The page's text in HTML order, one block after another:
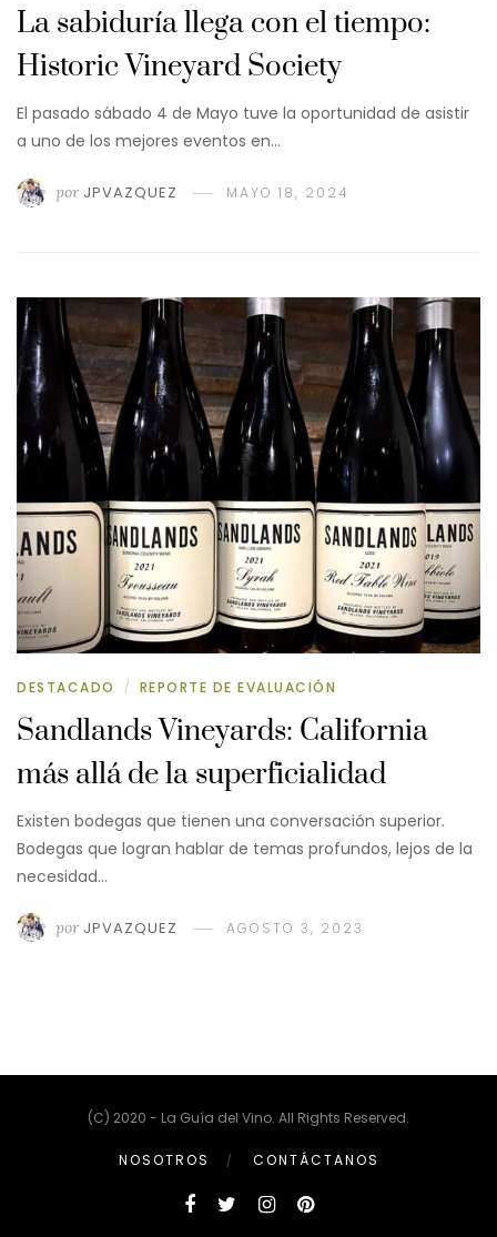
La sabiduría llega con el tiempo:
Historic Vineyard Society
El pasado sábado 4 de Mayo tuve la oportunidad de asistir
a uno de los mejores eventos en…
por JPVAZQUEZ MAYO 18, 2024
DESTACADO / REPORTE DE EVALUACIÓN
Sandlands Vineyards: California
más allá de la superficialidad
Existen bodegas que tienen una conversación superior.
Bodegas que logran hablar de temas profundos, lejos de la
necesidad…
por JPVAZQUEZ AGOSTO 3, 2023
(C) 2020 - La Guía del Vino. All Rights Reserved.
NOSOTROS CONTÁCTANOS